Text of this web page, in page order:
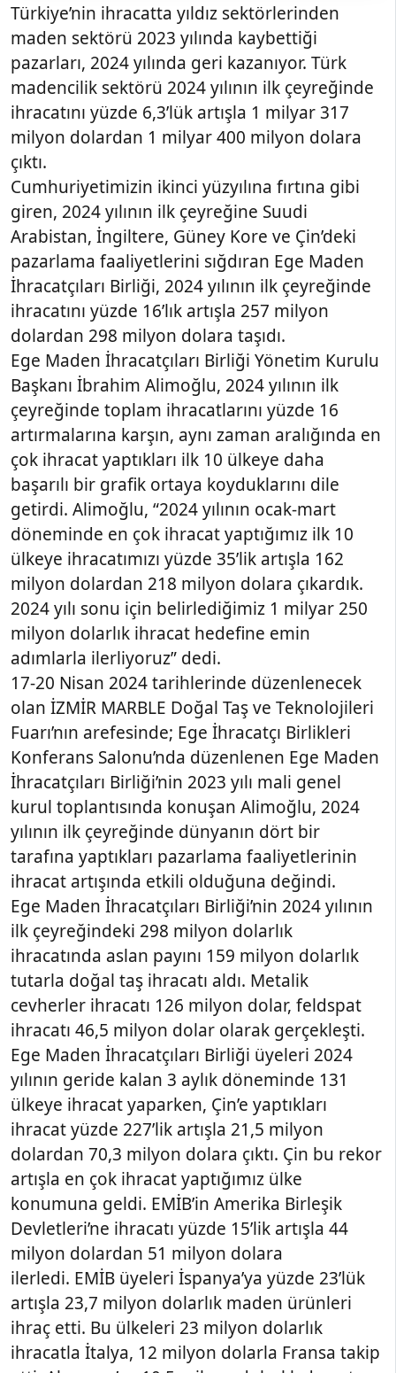
Türkiye’nin ihracatta yıldız sektörlerinden
maden sektörü 2023 yılında kaybettiği
pazarları, 2024 yılında geri kazanıyor. Türk
madencilik sektörü 2024 yılının ilk çeyreğinde
ihracatını yüzde 6,3’lük artışla 1 milyar 317
milyon dolardan 1 milyar 400 milyon dolara
çıktı.
Cumhuriyetimizin ikinci yüzyılına fırtına gibi
giren, 2024 yılının ilk çeyreğine Suudi
Arabistan, İngiltere, Güney Kore ve Çin’deki
pazarlama faaliyetlerini sığdıran Ege Maden
İhracatçıları Birliği, 2024 yılının ilk çeyreğinde
ihracatını yüzde 16’lık artışla 257 milyon
dolardan 298 milyon dolara taşıdı.
Ege Maden İhracatçıları Birliği Yönetim Kurulu
Başkanı İbrahim Alimoğlu, 2024 yılının ilk
çeyreğinde toplam ihracatlarını yüzde 16
artırmalarına karşın, aynı zaman aralığında en
çok ihracat yaptıkları ilk 10 ülkeye daha
başarılı bir grafik ortaya koyduklarını dile
getirdi. Alimoğlu, “2024 yılının ocak-mart
döneminde en çok ihracat yaptığımız ilk 10
ülkeye ihracatımızı yüzde 35’lik artışla 162
milyon dolardan 218 milyon dolara çıkardık.
2024 yılı sonu için belirlediğimiz 1 milyar 250
milyon dolarlık ihracat hedefine emin
adımlarla ilerliyoruz” dedi.
17-20 Nisan 2024 tarihlerinde düzenlenecek
olan İZMİR MARBLE Doğal Taş ve Teknolojileri
Fuarı’nın arefesinde; Ege İhracatçı Birlikleri
Konferans Salonu’nda düzenlenen Ege Maden
İhracatçıları Birliği’nin 2023 yılı mali genel
kurul toplantısında konuşan Alimoğlu, 2024
yılının ilk çeyreğinde dünyanın dört bir
tarafına yaptıkları pazarlama faaliyetlerinin
ihracat artışında etkili olduğuna değindi.
Ege Maden İhracatçıları Birliği’nin 2024 yılının
ilk çeyreğindeki 298 milyon dolarlık
ihracatında aslan payını 159 milyon dolarlık
tutarla doğal taş ihracatı aldı. Metalik
cevherler ihracatı 126 milyon dolar, feldspat
ihracatı 46,5 milyon dolar olarak gerçekleşti.
Ege Maden İhracatçıları Birliği üyeleri 2024
yılının geride kalan 3 aylık döneminde 131
ülkeye ihracat yaparken, Çin’e yaptıkları
ihracat yüzde 227’lik artışla 21,5 milyon
dolardan 70,3 milyon dolara çıktı. Çin bu rekor
artışla en çok ihracat yaptığımız ülke
konumuna geldi. EMİB’in Amerika Birleşik
Devletleri’ne ihracatı yüzde 15’lik artışla 44
milyon dolardan 51 milyon dolara
ilerledi. EMİB üyeleri İspanya’ya yüzde 23’lük
artışla 23,7 milyon dolarlık maden ürünleri
ihraç etti. Bu ülkeleri 23 milyon dolarlık
ihracatla İtalya, 12 milyon dolarla Fransa takip